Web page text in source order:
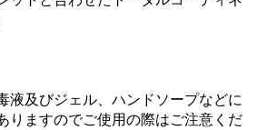
液及びジェル、ハンドソープなどに
りますのでご使用の際はご注意くだ